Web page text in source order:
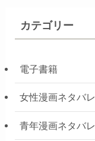
カテゴリー
電子書籍
女性漫画ネタバレ
青年漫画ネタバレ